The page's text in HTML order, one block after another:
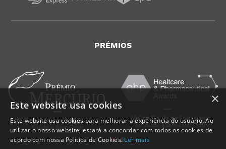
PRÉMIOS
×
Este website usa cookies
Este website usa cookies para melhorar a experiência do usuário. Ao
utilizar o nosso website, estará a concordar com todos os cookies de
acordo com nossa Política de Cookies. Ler mais